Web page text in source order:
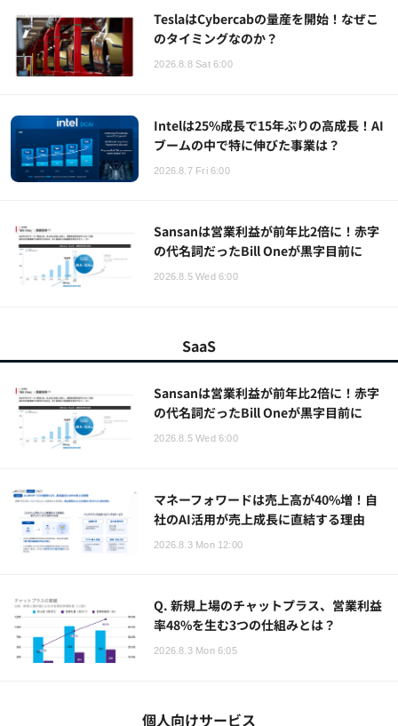
TeslaはCybercabの量産を開始！なぜこ
のタイミングなのか？
2026.8.8 Sat 6:00
Intelは25%成長で15年ぶりの高成長！AI
ブームの中で特に伸びた事業は？
2026.8.7 Fri 6:00
Sansanは営業利益が前年比2倍に！赤字
の代名詞だったBill Oneが黒字目前に
2026.8.5 Wed 6:00
SaaS
Sansanは営業利益が前年比2倍に！赤字
の代名詞だったBill Oneが黒字目前に
2026.8.5 Wed 6:00
マネーフォワードは売上高が40%増！自
社のAI活用が売上成長に直結する理由
2026.8.3 Mon 12:00
Q. 新規上場のチャットプラス、営業利益
率48%を生む3つの仕組みとは？
2026.8.3 Mon 6:05
個人向けサービス